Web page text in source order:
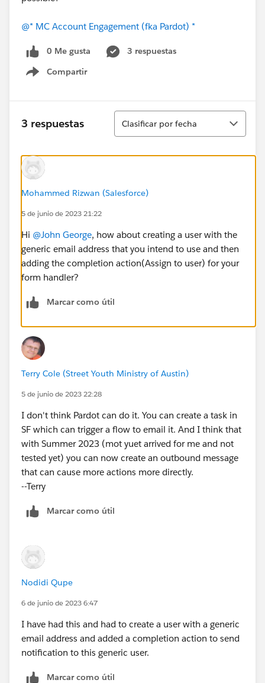
@* MC Account Engagement (fka Pardot) *
0 Me gusta
3 respuestas
Compartir
Show menu
3 respuestas
Ordenar
Clasificar por fecha
Mohammed Rizwan (Salesforce)
5 de junio de 2023 21:22
Hi @John George, how about creating a user with the
generic email address that you intend to use and then
adding the completion action(Assign to user) for your
form handler?
Marcar como útil
Terry Cole (Street Youth Ministry of Austin)
5 de junio de 2023 22:28
I don't think Pardot can do it. You can create a task in
SF which can trigger a flow to email it. And I think that
with Summer 2023 (mot yuet arrived for me and not
tested yet) you can now create an outbound message
that can cause more actions more directly.
--Terry
Marcar como útil
Nodidi Qupe
6 de junio de 2023 6:47
I have had this and had to create a user with a generic
email address and added a completion action to send
notification to this generic user.
Marcar como útil